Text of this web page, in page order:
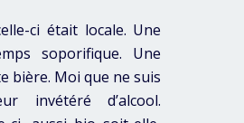
ci était locale. Une
soporifique. Une
bière. Moi que ne suis
invétéré d’alcool.